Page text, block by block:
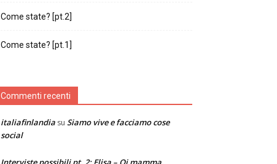
Come state? [pt.2]
Come state? [pt.1]
Commenti recenti
italiafinlandia su Siamo vive e facciamo cose
social